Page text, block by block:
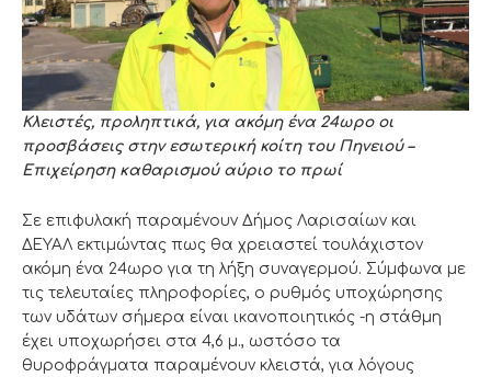
Κλειστές, προληπτικά, για ακόμη ένα 24ωρο οι
προσβάσεις στην εσωτερική κοίτη του Πηνειού –
Επιχείρηση καθαρισμού αύριο το πρωί
Σε επιφυλακή παραμένουν Δήμος Λαρισαίων και
ΔΕΥΑΛ εκτιμώντας πως θα χρειαστεί τουλάχιστον
ακόμη ένα 24ωρο για τη λήξη συναγερμού. Σύμφωνα με
τις τελευταίες πληροφορίες, ο ρυθμός υποχώρησης
των υδάτων σήμερα είναι ικανοποιητικός -η στάθμη
έχει υποχωρήσει στα 4,6 μ., ωστόσο τα
θυροφράγματα παραμένουν κλειστά, για λόγους